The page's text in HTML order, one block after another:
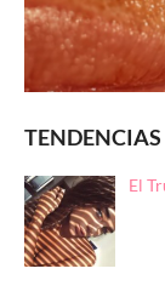
TENDENCIAS
El